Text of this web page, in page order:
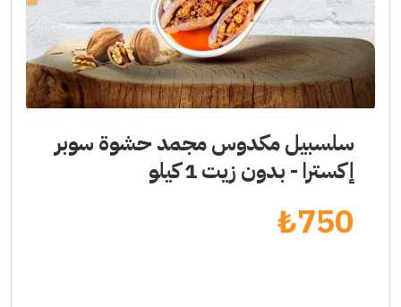
سلسبيل مكدوس مجمد حشوة سوبر
إكسترا - بدون زيت 1 كيلو
750
₺